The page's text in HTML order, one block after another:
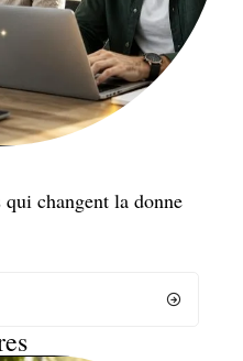
changent la donne